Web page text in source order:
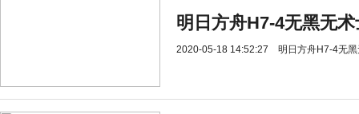
明日方舟H7-4无黑无
2020-05-18 14:52:27 明日方舟H7-4无